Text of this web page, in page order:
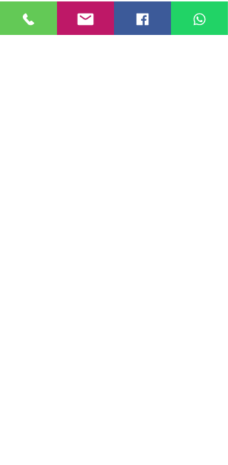
© 2026BAILLY Capotaria.
Todos os direitos reservados.
BAILLY Industrial Ltda.
CNPJ04.468.236/0001-08